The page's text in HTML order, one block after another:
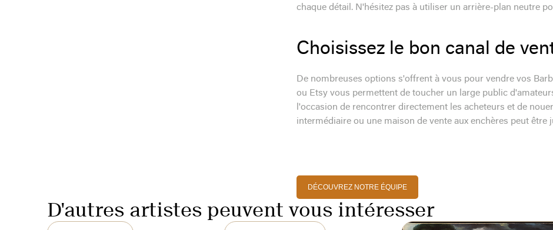
chaque détail. N'hésitez pas à utiliser un arrière-plan neutre
Choisissez le bon canal de
De nombreuses options s'offrent à vous pour vendre vos
ou Etsy vous permettent de toucher un large public
l'occasion de rencontrer directement les acheteurs et de
intermédiaire ou une maison de vente aux enchères peut être
DÉCOUVREZ NOTRE ÉQUIPE
D'autres artistes peuvent vous intéresser